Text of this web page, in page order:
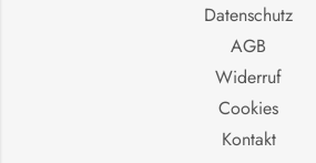
Datenschutz
AGB
Widerruf
Cookies
Kontakt